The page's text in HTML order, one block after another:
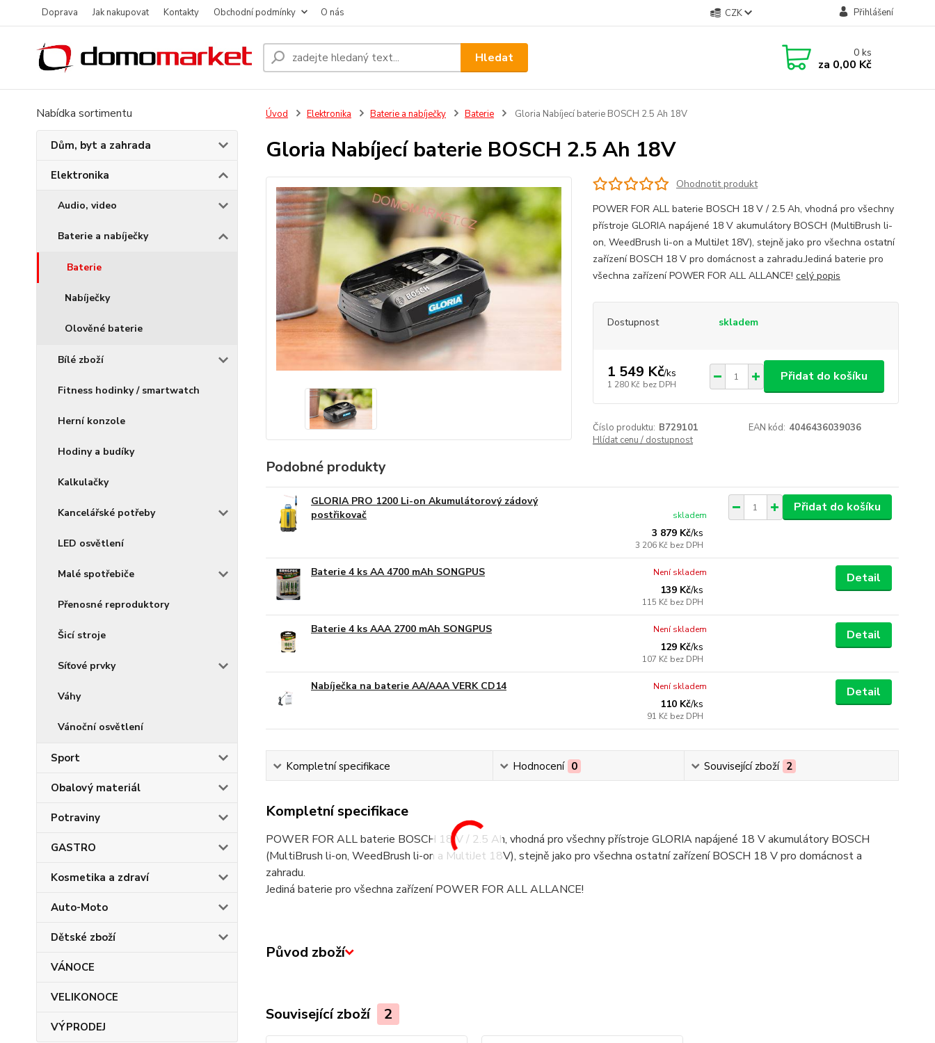
Doprava Jak nakupovat Kontakty Obchodní podmínky O nás CZK Přihlášení
Hledat 0ks
za 0,00 Kč
Nabídka sortimentu
Dům, byt a zahrada
Elektronika
Audio, video
Baterie a nabíječky
Baterie
Nabíječky
Olověné baterie
Bílé zboží
Fitness hodinky / smartwatch
Herní konzole
Hodiny a budíky
Kalkulačky
Kancelářské potřeby
LED osvětlení
Malé spotřebiče
Přenosné reproduktory
Šicí stroje
Síťové prvky
Váhy
Vánoční osvětlení
Sport
Obalový materiál
Potraviny
GASTRO
Kosmetika a zdraví
Auto-Moto
Dětské zboží
VÁNOCE
VELIKONOCE
VÝPRODEJ
Úvod Elektronika Baterie a nabíječky Baterie Gloria Nabíjecí baterie BOSCH 2.5 Ah 18V
Gloria Nabíjecí baterie BOSCH 2.5 Ah 18V
Ohodnotit produkt
POWER FOR ALL baterie BOSCH 18 V / 2.5 Ah, vhodná pro všechny
přístroje GLORIA napájené 18 V akumulátory BOSCH (MultiBrush li-
on, WeedBrush li-on a MultiJet 18V), stejně jako pro všechna ostatní
zařízení BOSCH 18 V pro domácnost a zahradu.Jediná baterie pro
všechna zařízení POWER FOR ALL ALLANCE! celý popis
Dostupnost skladem
1 549 Kč/ks
1 280 Kč bez DPH
Přidat do košíku
Číslo produktu: B729101 EAN kód: 4046436039036
Hlídat cenu / dostupnost
Podobné produkty
GLORIA PRO 1200 Li-on Akumulátorový zádový
postřikovač
3 879 Kč/ks
3 206 Kč bez DPH
skladem
Přidat do košíku
Baterie 4 ks AA 4700 mAh SONGPUS
139 Kč/ks
115 Kč bez DPH
Není skladem Detail
Baterie 4 ks AAA 2700 mAh SONGPUS
129 Kč/ks
107 Kč bez DPH
Není skladem Detail
Nabíječka na baterie AA/AAA VERK CD14
110 Kč/ks
91 Kč bez DPH
Není skladem Detail
Kompletní specifikace Hodnocení 0 Související zboží 2
Kompletní specifikace
POWER FOR ALL baterie BOSCH 18 V / 2.5 Ah, vhodná pro všechny přístroje GLORIA napájené 18 V akumulátory BOSCH
(MultiBrush li-on, WeedBrush li-on a MultiJet 18V), stejně jako pro všechna ostatní zařízení BOSCH 18 V pro domácnost a
zahradu.
Jediná baterie pro všechna zařízení POWER FOR ALL ALLANCE!
Původ zboží
Související zboží 2